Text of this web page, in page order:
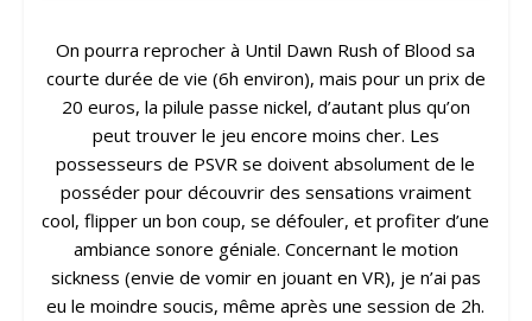
On pourra reprocher à Until Dawn Rush of Blood sa
courte durée de vie (6h environ), mais pour un prix de
20 euros, la pilule passe nickel, d’autant plus qu’on
peut trouver le jeu encore moins cher. Les
possesseurs de PSVR se doivent absolument de le
posséder pour découvrir des sensations vraiment
cool, flipper un bon coup, se défouler, et profiter d’une
ambiance sonore géniale. Concernant le motion
sickness (envie de vomir en jouant en VR), je n’ai pas
eu le moindre soucis, même après une session de 2h.